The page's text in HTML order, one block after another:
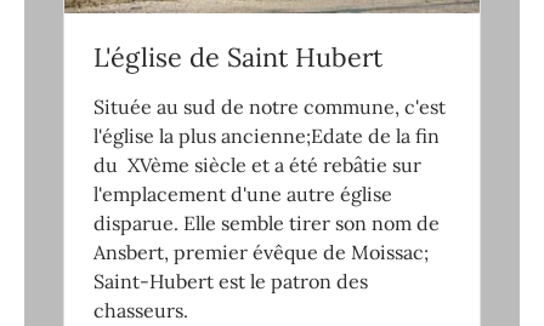
L'église de Saint Hubert
Située au sud de notre commune, c'est
l'église la plus ancienne;Edate de la fin
du XVème siècle et a été rebâtie sur
l'emplacement d'une autre église
disparue. Elle semble tirer son nom de
Ansbert, premier évêque de Moissac;
Saint-Hubert est le patron des
chasseurs.